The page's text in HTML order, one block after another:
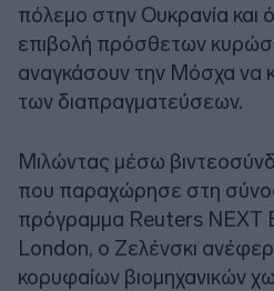
πόλεμο στην Ουκρανία και
επιβολή πρόσθετων
αναγκάσουν την Μόσχα να
των διαπραγματεύσεων.
Μιλώντας μέσω
που παραχώρησε στη
πρόγραμμα Reuters NEXT
London, ο Ζελένσκι
κορυφαίων βιομηχανικών